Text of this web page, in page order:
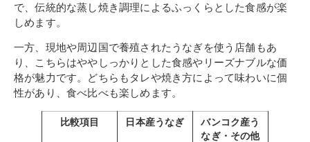
で、伝統的な蒸し焼き調理によるふっくらとした食感が楽
しめます。
一方、現地や周辺国で養殖されたうなぎを使う店舗もあ
り、こちらはややしっかりとした食感やリーズナブルな価
格が魅力です。どちらもタレや焼き方によって味わいに個
性があり、食べ比べも楽しめます。
比較項目 日本産うなぎ
バンコク産う
なぎ・その他